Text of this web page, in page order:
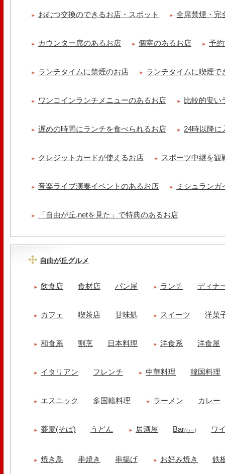
おむつ交換のできるお店・スポット 全席禁煙・完
カウンター席のあるお店 個室のあるお店 予
ランチタイムに禁煙のお店 ランチタイムに喫煙で
ワンコインランチメニューのあるお店 比較的安い
遅めの時間にランチを食べられるお店 24時以降に
クレジットカードが使えるお店 スポーツ中継を観
音楽ライブ演奏イベントのあるお店 ミシュランガ
「自由が丘.netを見た」で特典のあるお店
自由が丘グルメ
飲食店 食材店 パン屋 ランチ ディナ
カフェ 喫茶店 甘味処 スイーツ 洋菓
和食系 割烹 日本料理 洋食系 洋食屋
イタリアン フレンチ 中華料理 韓国料理
エスニック 多国籍料理 ラーメン カレー
蕎麦(そば) うどん 居酒屋 Bar(バー) ワ
焼き鳥 串焼き 串揚げ お好み焼き 鉄